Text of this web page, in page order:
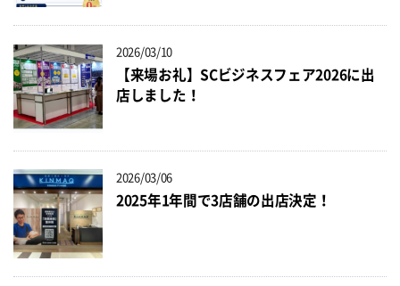
2026/03/10
【来場お礼】SCビジネスフェア2026に出
店しました！
2026/03/06
2025年1年間で3店舗の出店決定！